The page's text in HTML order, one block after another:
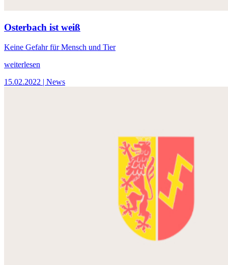
Osterbach ist weiß
Keine Gefahr für Mensch und Tier
weiterlesen
15.02.2022 | News